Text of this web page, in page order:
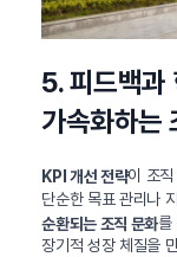
5. 피드백과
가속화하는
KPI 개선 전략이 조직
단순한 목표 관리나
순환되는 조직 문화를
장기적 성장 체질을